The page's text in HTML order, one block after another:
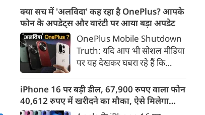
हसीना ने कहा कि उन्हें पता है कि
वापसी पर गिरफ्तारी, जेल या जान
को खतरा हो सकता है, लेकिन वह इन
आशंकाओं के कारण अपने लोगों से
दूर नहीं रह सकतीं।
क्या सच में 'अलविदा' कह रहा है OnePlus? आपके
फोन के अपडेट्स और वारंटी पर आया बड़ा अपडेट
OnePlus Mobile Shutdown
Truth: यदि आप भी सोशल मीडिया
पर यह देखकर घबरा रहे हैं कि
तो थोड़ा ठहरिए! टेक वर्ल्ड में किसी
समय 'फ्लैगशिप किलर' के नाम से
मशहूर इस ब्रांड को लेकर इंटरनेट पर
iPhone 16 पर बड़ी डील, 67,900 रुपए वाला फोन
40,612 रुपए में खरीदने का मौका, ऐसे मिलेगा
डिस्काउंट